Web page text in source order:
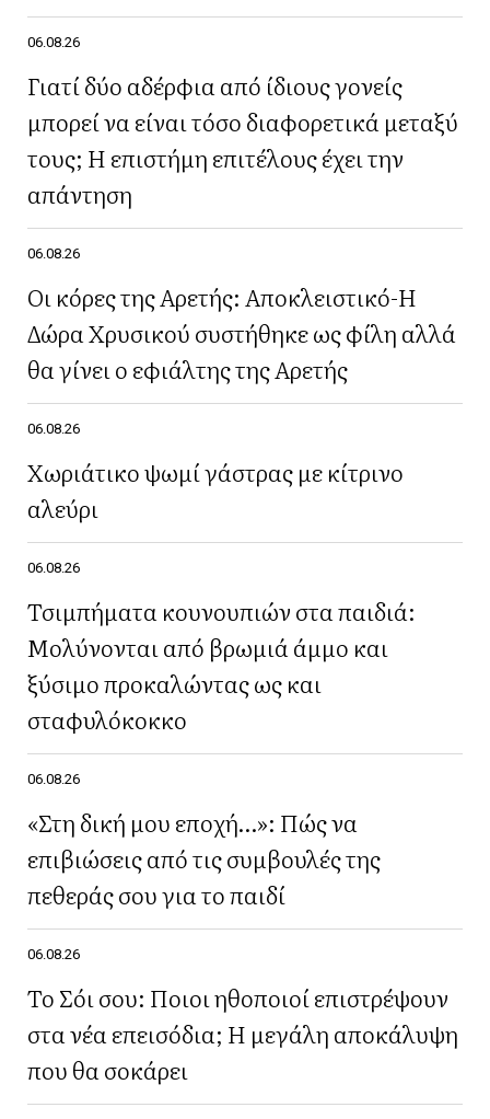
06.08.26
Γιατί δύο αδέρφια από ίδιους γονείς
μπορεί να είναι τόσο διαφορετικά μεταξύ
τους; Η επιστήμη επιτέλους έχει την
απάντηση
06.08.26
Οι κόρες της Αρετής: Αποκλειστικό-Η
Δώρα Χρυσικού συστήθηκε ως φίλη αλλά
θα γίνει ο εφιάλτης της Αρετής
06.08.26
Χωριάτικο ψωμί γάστρας με κίτρινο
αλεύρι
06.08.26
Τσιμπήματα κουνουπιών στα παιδιά:
Μολύνονται από βρωμιά άμμο και
ξύσιμο προκαλώντας ως και
σταφυλόκοκκο
06.08.26
«Στη δική μου εποχή…»: Πώς να
επιβιώσεις από τις συμβουλές της
πεθεράς σου για το παιδί
06.08.26
Το Σόι σου: Ποιοι ηθοποιοί επιστρέψουν
στα νέα επεισόδια; Η μεγάλη αποκάλυψη
που θα σοκάρει